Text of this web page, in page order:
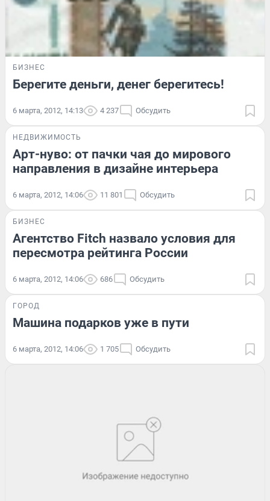
БИЗНЕС
Берегите деньги, денег берегитесь!
6 марта, 2012, 14:13 4 237 Обсудить
НЕДВИЖИМОСТЬ
Арт-нуво: от пачки чая до мирового
направления в дизайне интерьера
6 марта, 2012, 14:06 11 801 Обсудить
БИЗНЕС
Агентство Fitch назвало условия для
пересмотра рейтинга России
6 марта, 2012, 14:06 686 Обсудить
ГОРОД
Машина подарков уже в пути
6 марта, 2012, 14:06 1 705 Обсудить